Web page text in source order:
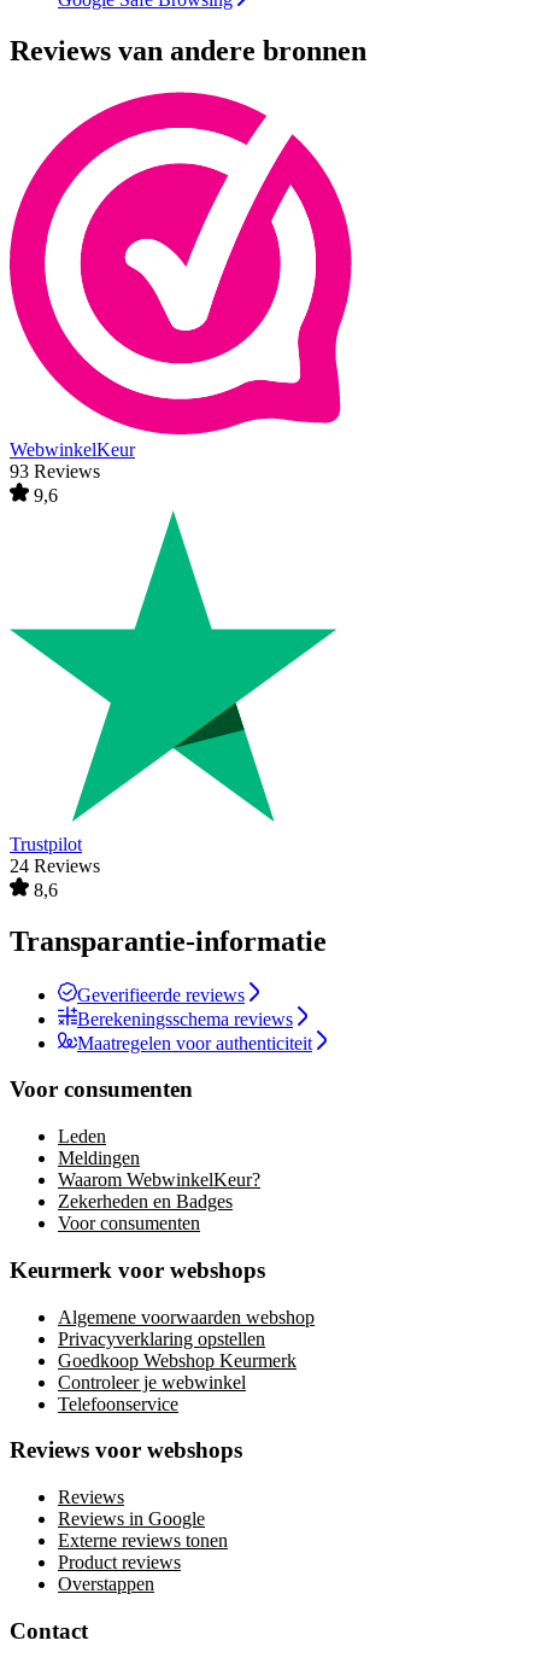
Reviews van andere bronnen
WebwinkelKeur
93 Reviews
9,6
Trustpilot
24 Reviews
8,6
Transparantie-informatie
Geverifieerde reviews
Berekeningsschema reviews
Maatregelen voor authenticiteit
Voor consumenten
Leden
Meldingen
Waarom WebwinkelKeur?
Zekerheden en Badges
Voor consumenten
Keurmerk voor webshops
Algemene voorwaarden webshop
Privacyverklaring opstellen
Goedkoop Webshop Keurmerk
Controleer je webwinkel
Telefoonservice
Reviews voor webshops
Reviews
Reviews in Google
Externe reviews tonen
Product reviews
Overstappen
Contact